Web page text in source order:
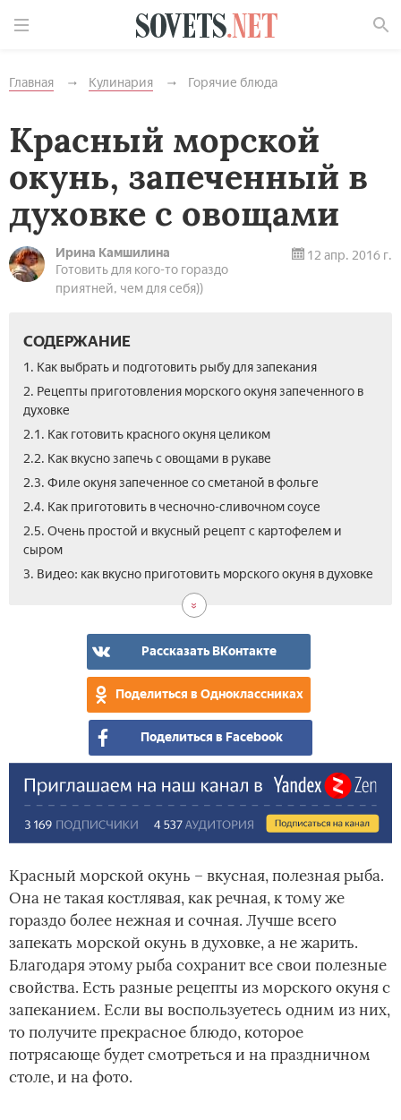
Главная Кулинария Горячие блюда
Красный морской
окунь, запеченный в
духовке с овощами
Ирина Камшилина
Готовить для кого-то гораздо
приятней, чем для себя))
12 апр. 2016 г.
СОДЕРЖАНИЕ
1. Как выбрать и подготовить рыбу для запекания
2. Рецепты приготовления морского окуня запеченного в
духовке
2.1. Как готовить красного окуня целиком
2.2. Как вкусно запечь с овощами в рукаве
2.3. Филе окуня запеченное со сметаной в фольге
2.4. Как приготовить в чесночно-сливочном соусе
2.5. Очень простой и вкусный рецепт с картофелем и
сыром
3. Видео: как вкусно приготовить морского окуня в духовке
Рассказать ВКонтакте
Поделиться в Одноклассниках
Поделиться в Facebook
Красный морской окунь – вкусная, полезная рыба.
Она не такая костлявая, как речная, к тому же
гораздо более нежная и сочная. Лучше всего
запекать морской окунь в духовке, а не жарить.
Благодаря этому рыба сохранит все свои полезные
свойства. Есть разные рецепты из морского окуня с
запеканием. Если вы воспользуетесь одним из них,
то получите прекрасное блюдо, которое
потрясающе будет смотреться и на праздничном
столе, и на фото.